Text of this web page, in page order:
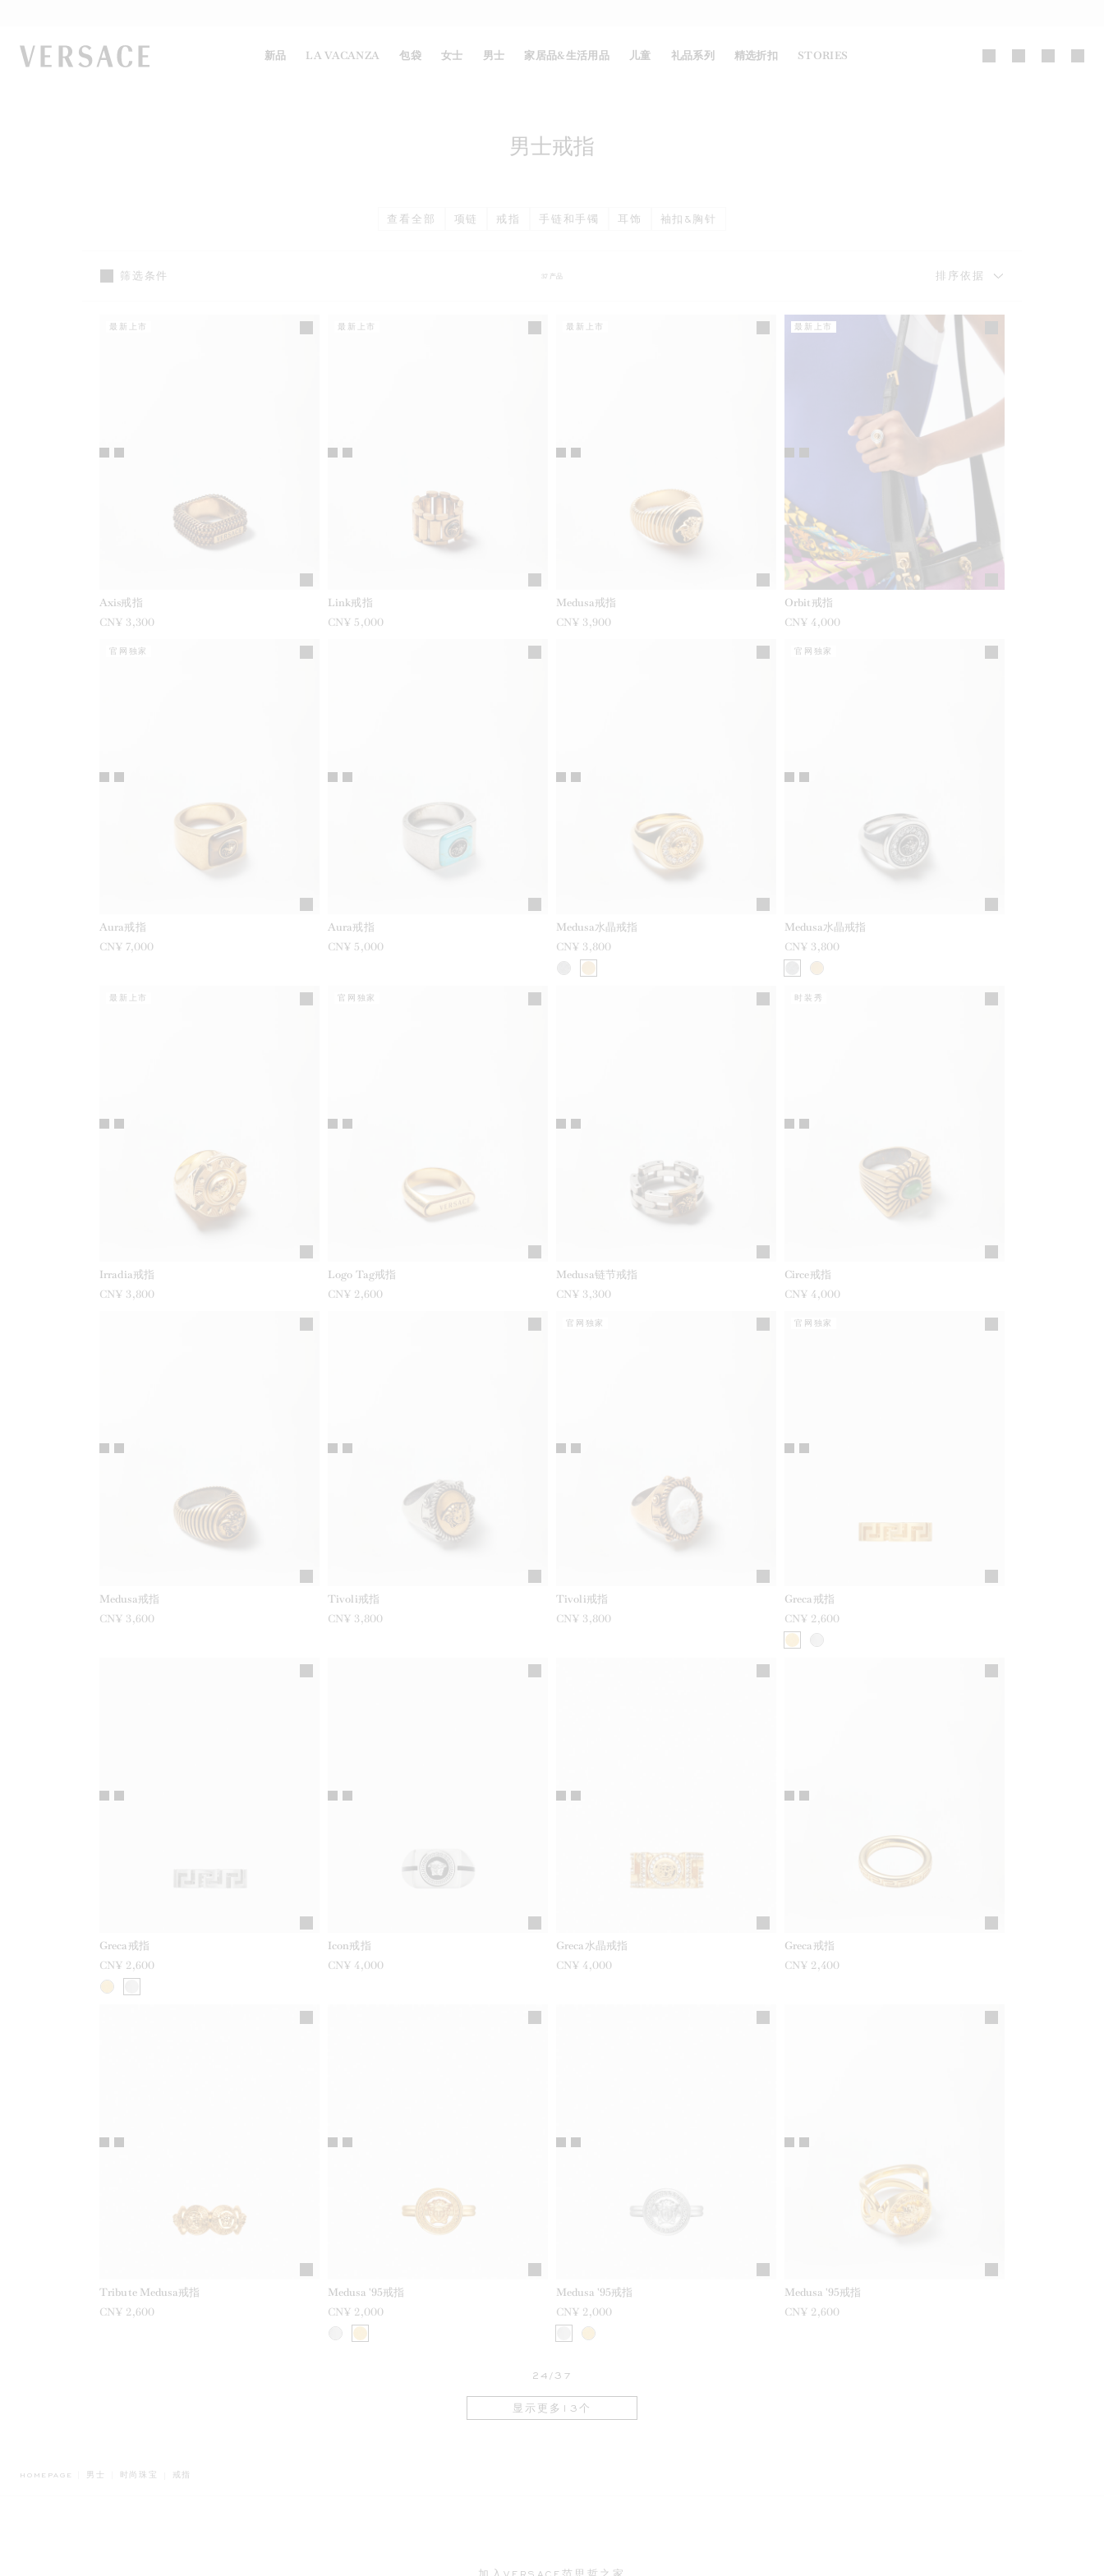
VERSACE | 主页 新品 LA VACANZA 包袋 女士 男士 家居品&生活用品 儿童 礼品系列 精选折扣 STORIES
男士戒指
查看全部 项链 戒指 手链和手镯 耳饰 袖扣&胸针
37 产品
筛选条件 排序依据
Axis戒指
CN¥ 3,300
最新上市
Link戒指
CN¥ 5,000
最新上市
Medusa戒指
CN¥ 3,900
最新上市
Orbit戒指
CN¥ 4,000
最新上市
Aura戒指
CN¥ 7,000
官网独家
Aura戒指
CN¥ 5,000
Medusa水晶戒指
CN¥ 3,800
Medusa水晶戒指
CN¥ 3,800
官网独家
Irradia戒指
CN¥ 3,800
最新上市
Logo Tag戒指
CN¥ 2,600
官网独家
Medusa链节戒指
CN¥ 3,300
Circe戒指
CN¥ 4,000
时装秀
Medusa戒指
CN¥ 3,600
Tivoli戒指
CN¥ 3,800
Tivoli戒指
CN¥ 3,800
官网独家
Greca戒指
CN¥ 2,600
官网独家
Greca戒指
CN¥ 2,600
Icon戒指
CN¥ 4,000
Greca水晶戒指
CN¥ 4,000
Greca戒指
CN¥ 2,400
Tribute Medusa戒指
CN¥ 2,600
Medusa '95戒指
CN¥ 2,000
Medusa '95戒指
CN¥ 2,000
Medusa '95戒指
CN¥ 2,600
24/37
显示更多13个
HOMEPAGE 男士 时尚珠宝 BREADCRUMB.ADA.LABEL.CURRENT
戒指